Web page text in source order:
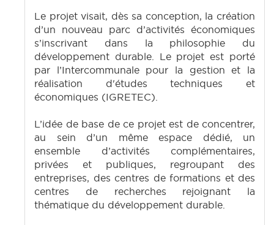
Le projet visait, dès sa conception, la création
d’un nouveau parc d’activités économiques
s’inscrivant dans la philosophie du
développement durable. Le projet est porté
par l’Intercommunale pour la gestion et la
réalisation d'études techniques et
économiques (IGRETEC).
L’idée de base de ce projet est de concentrer,
au sein d’un même espace dédié, un
ensemble d’activités complémentaires,
privées et publiques, regroupant des
entreprises, des centres de formations et des
centres de recherches rejoignant la
thématique du développement durable.